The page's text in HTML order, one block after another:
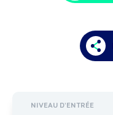
NIVEAU D'ENTRÉE